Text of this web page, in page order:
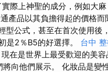
際上神聖的成分，例如大
產品以其負擔得起的價格而
型公式，甚至在首次使用後
是2％B5的好選擇。 台中
是世界上最受歡迎的美容
向他們展示。 化妝品是變